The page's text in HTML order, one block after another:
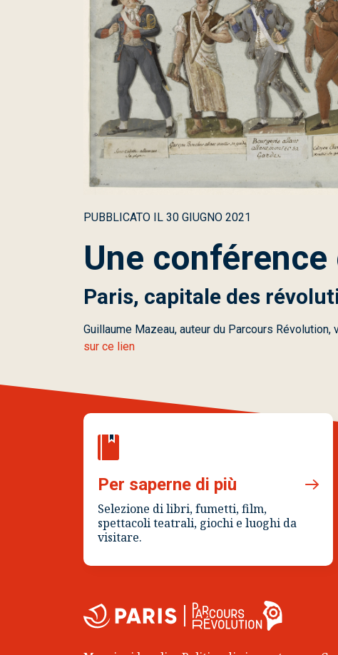
PUBBLICATO IL 30 GIUGNO 2021
Une
Paris, capitale des
Guillaume Mazeau, auteur du Parcours
sur ce lien
Per saperne di più
Selezione di libri, fumetti, film,
spettacoli teatrali, giochi e luoghi da
visitare.